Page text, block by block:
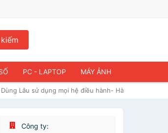
PC - LAPTOP MÁY ẢNH
Lâu sử dụng mọi hệ điều hành- Hàng nhập khẩu
Công ty: